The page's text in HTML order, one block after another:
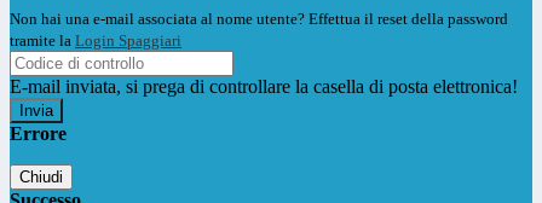
Non hai una e-mail associata al nome utente? Effettua il reset della password
tramite la Login Spaggiari
E-mail inviata, si prega di controllare la casella di posta elettronica!
Errore
Chiudi